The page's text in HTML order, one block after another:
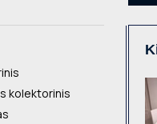
kolektorinis